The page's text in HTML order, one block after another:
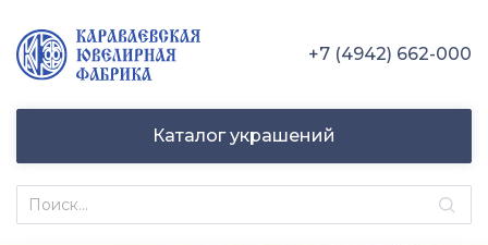
+7 (4942) 662-000
Каталог украшений